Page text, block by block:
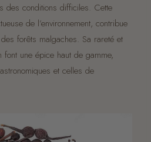
des conditions difficiles. Cette
de l’environnement, contribue
forêts malgaches. Sa rareté et
font une épice haut de gamme,
et celles de